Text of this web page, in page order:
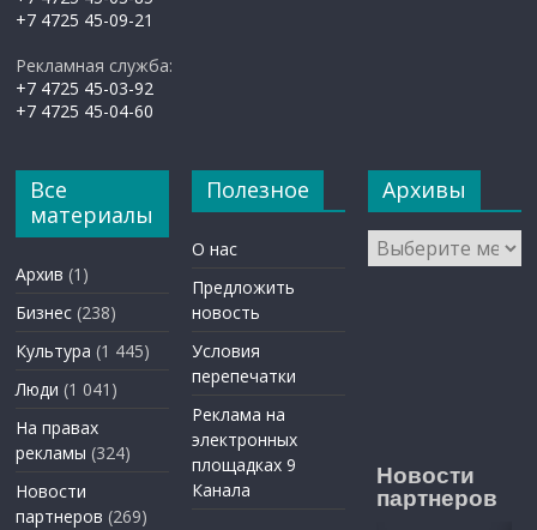
+7 4725 45-09-21
Рекламная служба:
+7 4725 45-03-92
+7 4725 45-04-60
Все
материалы
Архив (1)
Бизнес (238)
Культура (1 445)
Люди (1 041)
На правах
рекламы (324)
Новости
партнеров (269)
Полезное
О нас
Предложить
новость
Условия
перепечатки
Реклама на
электронных
площадках 9
Канала
Архивы
Архивы
Новости
партнеров